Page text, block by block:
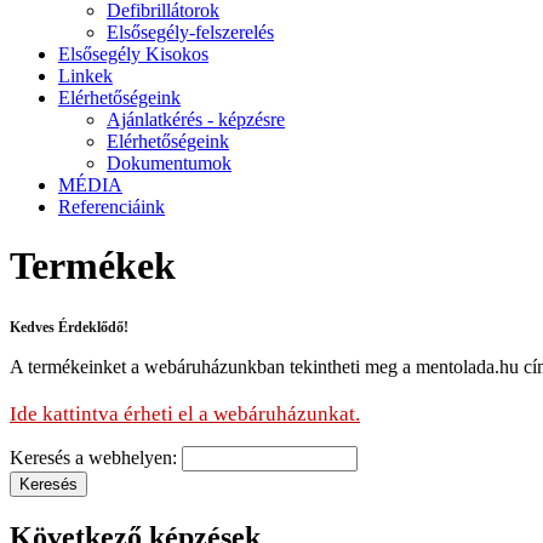
Defibrillátorok
Elsősegély-felszerelés
Elsősegély Kisokos
Linkek
Elérhetőségeink
Ajánlatkérés - képzésre
Elérhetőségeink
Dokumentumok
MÉDIA
Referenciáink
Termékek
Kedves Érdeklődő!
A termékeinket a webáruházunkban tekintheti meg a mentolada.hu
Ide kattintva érheti el a webáruházunkat.
Keresés a webhelyen:
Következő képzések